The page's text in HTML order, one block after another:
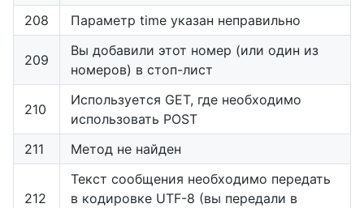
208
Параметр time указан неправильно
209
Вы добавили этот номер (или один из
номеров) в стоп-лист
210
Используется GET, где необходимо
использовать POST
211
Метод не найден
212
Текст сообщения необходимо передать
в кодировке UTF-8 (вы передали в